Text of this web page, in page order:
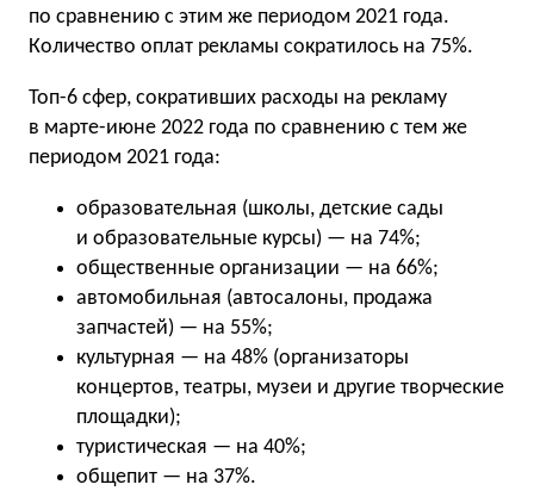
по сравнению с этим же периодом 2021 года.
Количество оплат рекламы сократилось на 75%.
Топ-6 сфер, сокративших расходы на рекламу
в марте-июне 2022 года по сравнению с тем же
периодом 2021 года:
образовательная (школы, детские сады
и образовательные курсы) — на 74%;
общественные организации — на 66%;
автомобильная (автосалоны, продажа
запчастей) — на 55%;
культурная — на 48% (организаторы
концертов, театры, музеи и другие творческие
площадки);
туристическая — на 40%;
общепит — на 37%.